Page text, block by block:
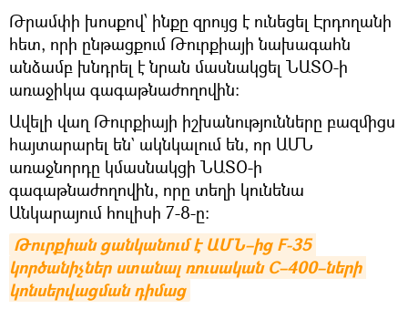
Թրամփի խոսքով՝ ինքը զրույց է ունեցել Էրդողանի
հետ, որի ընթացքում Թուրքիայի նախագահն
անձամբ խնդրել է նրան մասնակցել ՆԱՏՕ-ի
առաջիկա գագաթնաժողովին։
Ավելի վաղ Թուրքիայի իշխանությունները բազմիցս
հայտարարել են` ակնկալում են, որ ԱՄՆ
առաջնորդը կմասնակցի ՆԱՏՕ-ի
գագաթնաժողովին, որը տեղի կունենա
Անկարայում հուլիսի 7-8-ը։
Թուրքիան ցանկանում է ԱՄՆ–ից F-35
կործանիչներ ստանալ ռուսական С–400–ների
կոնսերվացման դիմաց